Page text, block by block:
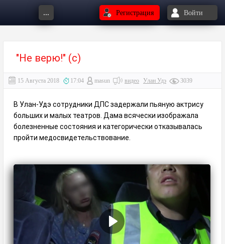
... Регистрация Войти
"Не верю!" (с)
15 Августа 2018 17:04 masun видео Улан Удэ 3039
В Улан-Удэ сотрудники ДПС задержали пьяную актрису
больших и малых театров. Дама всячески изображала
болезненные состояния и категорически отказывалась
пройти медосвидетельствование.